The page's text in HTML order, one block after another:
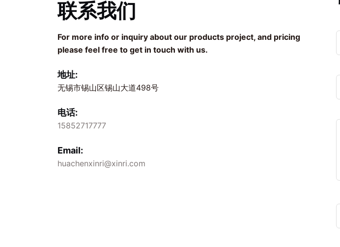
联系我们
For more info or inquiry about our products project, and pricing
please feel free to get in touch with us.
地址:
无锡市锡山区锡山大道498号
电话:
15852717777
Email:
huachenxinri@xinri.com